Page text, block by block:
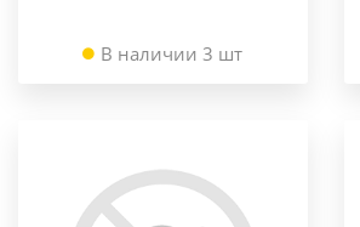
В наличии 3 шт